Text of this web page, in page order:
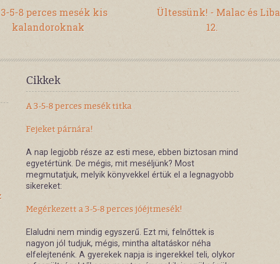
3-5-8 perces mesék kis
kalandoroknak
Ültessünk! - Malac és Liba
12.
Cikkek
A 3-5-8 perces mesék titka
Fejeket párnára!
A nap legjobb része az esti mese, ebben biztosan mind
egyetértünk. De mégis, mit meséljünk? Most
megmutatjuk, melyik könyvekkel értük el a legnagyobb
sikereket:
Megérkezett a 3-5-8 perces jóéjtmesék!
Elaludni nem mindig egyszerű. Ezt mi, felnőttek is
nagyon jól tudjuk, mégis, mintha altatáskor néha
elfelejtenénk. A gyerekek napja is ingerekkel teli, olykor